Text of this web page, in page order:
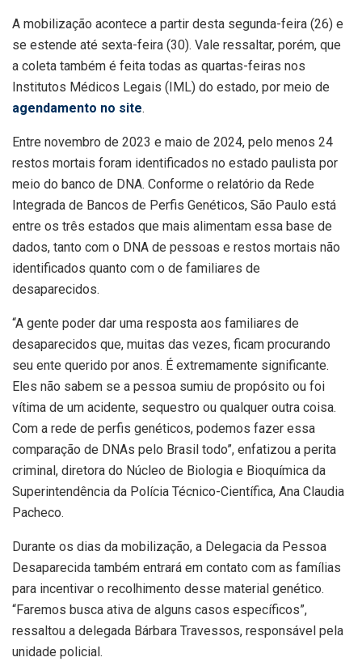
A mobilização acontece a partir desta segunda-feira (26) e
se estende até sexta-feira (30). Vale ressaltar, porém, que
a coleta também é feita todas as quartas-feiras nos
Institutos Médicos Legais (IML) do estado, por meio de
agendamento no site.
Entre novembro de 2023 e maio de 2024, pelo menos 24
restos mortais foram identificados no estado paulista por
meio do banco de DNA. Conforme o relatório da Rede
Integrada de Bancos de Perfis Genéticos, São Paulo está
entre os três estados que mais alimentam essa base de
dados, tanto com o DNA de pessoas e restos mortais não
identificados quanto com o de familiares de
desaparecidos.
“A gente poder dar uma resposta aos familiares de
desaparecidos que, muitas das vezes, ficam procurando
seu ente querido por anos. É extremamente significante.
Eles não sabem se a pessoa sumiu de propósito ou foi
vítima de um acidente, sequestro ou qualquer outra coisa.
Com a rede de perfis genéticos, podemos fazer essa
comparação de DNAs pelo Brasil todo”, enfatizou a perita
criminal, diretora do Núcleo de Biologia e Bioquímica da
Superintendência da Polícia Técnico-Científica, Ana Claudia
Pacheco.
Durante os dias da mobilização, a Delegacia da Pessoa
Desaparecida também entrará em contato com as famílias
para incentivar o recolhimento desse material genético.
“Faremos busca ativa de alguns casos específicos”,
ressaltou a delegada Bárbara Travessos, responsável pela
unidade policial.